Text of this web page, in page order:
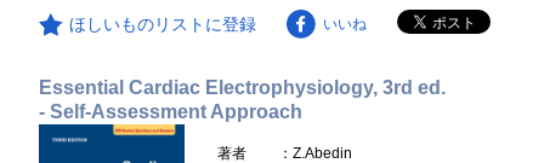
ほしいものリストに登録 いいね
Essential Cardiac Electrophysiology, 3rd ed.
- Self-Assessment Approach
著者
：Z.Abedin